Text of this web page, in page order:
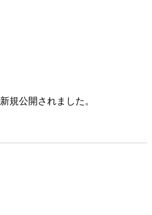
規公開されました。